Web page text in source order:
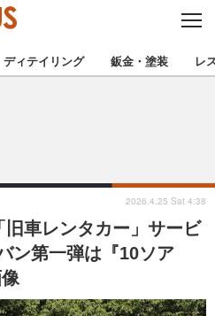
C
S
E
選プロショップを地域から探す
北陸
関西
ディテイリング 鈑金・塗装 レ
車レンタカー」サービ
ン第一弾は『10ソア
2026.4.25 Sat 4:38